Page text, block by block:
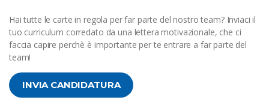
Hai tutte le carte in regola per far parte del nostro team? Inviaci il
tuo curriculum corredato da una lettera motivazionale, che ci
faccia capire perchè è importante per te entrare a far parte del
team!
INVIA CANDIDATURA